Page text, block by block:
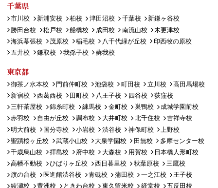
千葉県
市川校 新浦安校 柏校 津田沼校 千葉校
新鎌ヶ谷校
勝田台校
松戸校 船橋校 成田校 南流山校
木更津校
海浜幕張校
茂原校 稲毛校 八千代緑が丘校
印西牧の原校
五井校
鎌取校 我孫子校 蘇我校
東京都
御茶ノ水本校 門前仲町校 池袋校 町田校 立川校
高田馬場校
新宿校
西葛西校 田町校 八王子校 四谷校
荻窪校
三軒茶屋校
錦糸町校 練馬校 金町校 巣鴨校
成城学園前校
赤羽校
自由が丘校 調布校 大井町校 北千住校
吉祥寺校
明大前校
国分寺校 小岩校 渋谷校 神保町校
上野校
聖蹟桜ヶ丘校
武蔵小山校 大泉学園校 田無校
多摩センター校
千歳烏山校
拝島校 府中校 大森校 用賀校
日本橋人形町校
高幡不動校
ひばりヶ丘校 西日暮里校 秋葉原校
三鷹校
旗の台校
医進館渋谷校 青砥校 蒲田校 一之江校
王子校
綾瀬校
豊洲校 ときわ台校 東久留米校 経堂校 五反田校